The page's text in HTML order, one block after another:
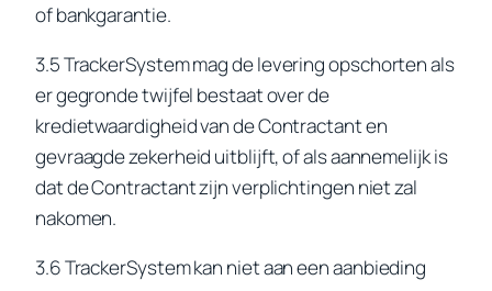
of bankgarantie.
3.5 TrackerSystem mag de levering opschorten als
er gegronde twijfel bestaat over de
kredietwaardigheid van de Contractant en
gevraagde zekerheid uitblijft, of als aannemelijk is
dat de Contractant zijn verplichtingen niet zal
nakomen.
3.6 TrackerSystem kan niet aan een aanbieding